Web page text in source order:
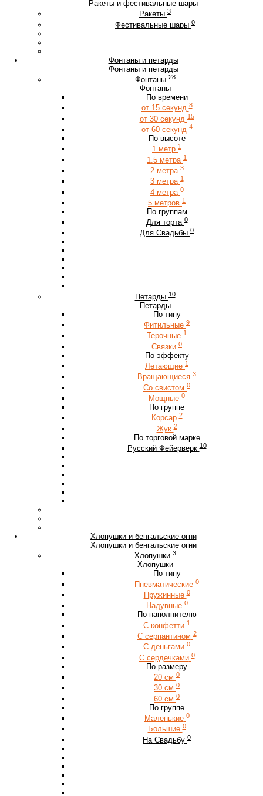
Ракеты и фестивальные шары
Ракеты 3
Фестивальные шары 0
Фонтаны и петарды
Фонтаны и петарды
Фонтаны 28
Фонтаны
По времени
от 15 секунд 8
от 30 секунд 15
от 60 секунд 4
По высоте
1 метр 1
1.5 метра 1
2 метра 3
3 метра 1
4 метра 0
5 метров 1
По группам
Для торта 0
Для Свадьбы 0
Петарды 10
Петарды
По типу
Фитильные 9
Терочные 1
Связки 0
По эффекту
Летающие 1
Вращающиеся 3
Со свистом 0
Мощные 0
По группе
Корсар 2
Жук 2
По торговой марке
Русский Фейерверк 10
Хлопушки и бенгальские огни
Хлопушки и бенгальские огни
Хлопушки 3
Хлопушки
По типу
Пневматические 0
Пружинные 0
Надувные 0
По наполнителю
С конфетти 1
С серпантином 2
С деньгами 0
С сердечками 0
По размеру
20 см 0
30 см 0
60 см 0
По группе
Маленькие 0
Большие 0
На Свадьбу 0